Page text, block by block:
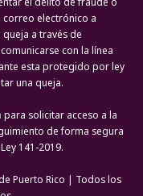
correo electrónico a
a través de
con la línea
esta protegido por ley
una queja.
para solicitar acceso a la
de forma segura
141-2019.
Puerto Rico | Todos los